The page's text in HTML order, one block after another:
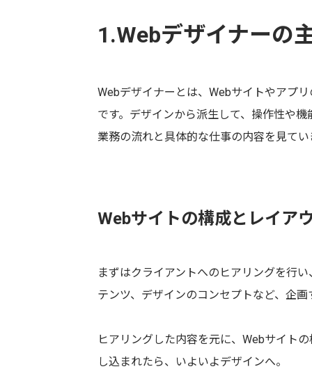
1.Webデザイナーの
Webデザイナーとは、Webサイトやアプ
です。デザインから派生して、操作性や
業務の流れと具体的な仕事の内容を見て
Webサイトの構成とレイア
まずはクライアントへのヒアリングを行
テンツ、デザインのコンセプトなど、企
ヒアリングした内容を元に、Webサイト
し込まれたら、いよいよデザインへ。